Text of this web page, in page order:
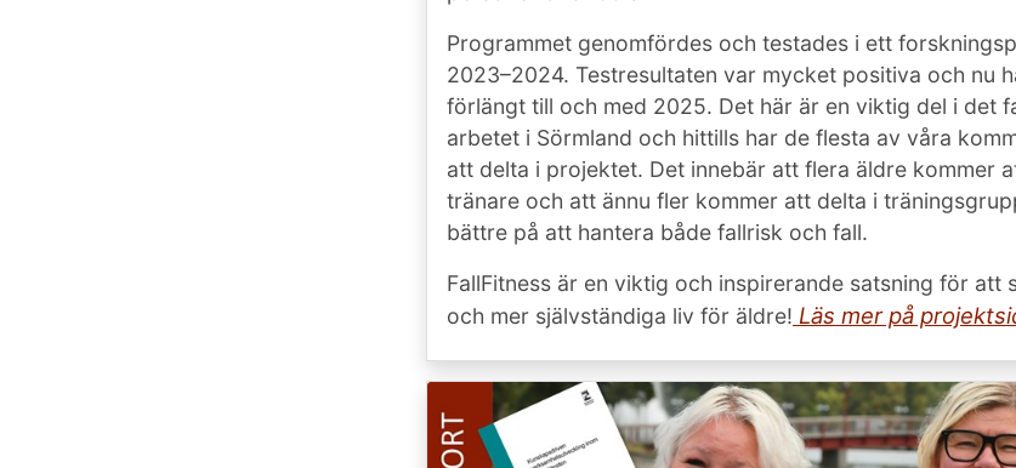
Programmet genomfördes och testades i ett
2023–2024. Testresultaten var mycket positiva och nu
förlängt till och med 2025. Det här är en viktig del i det
arbetet i Sörmland och hittills har de flesta av våra
att delta i projektet. Det innebär att flera äldre kommer
tränare och att ännu fler kommer att delta i
bättre på att hantera både fallrisk och fall.
FallFitness är en viktig och inspirerande satsning för att
och mer självständiga liv för äldre! Läs mer på